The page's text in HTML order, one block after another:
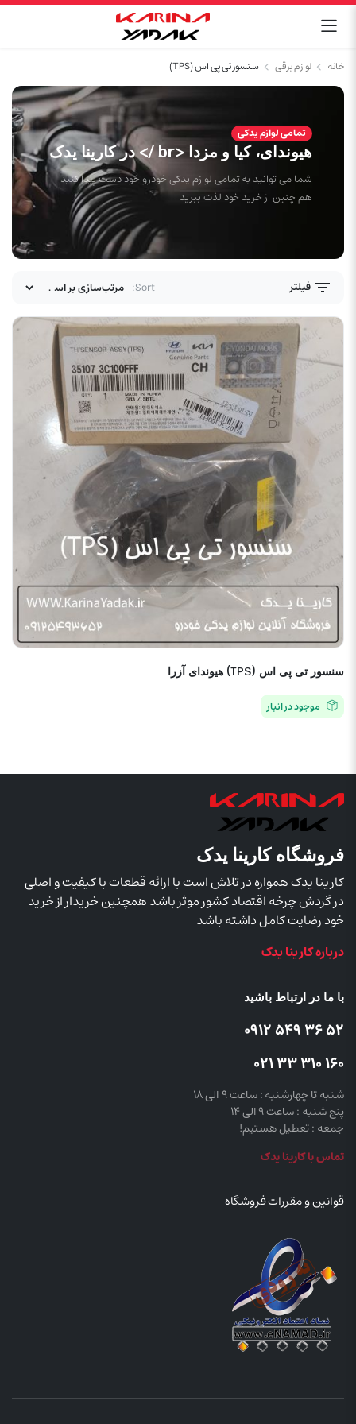
خانه لوازم برقی سنسور تی پی اس (TPS)
تمامی لوازم یدکی
هیوندای، کیا و مزدا <br /> در کارینا یدک
شما می توانید به تمامی لوازم یدکی خودرو خود دست پیدا کنید
هم چنین از خرید خود لذت ببرید
فیلتر Sort:
سنسور تی پی اس (TPS) هیوندای آزرا
موجود در انبار
فروشگاه کارینا یدک
کارینا یدک همواره در تلاش است با ارائه قطعات با کیفیت و اصلی
در گردش چرخه اقتصاد کشور موثر باشد همچنین خریدار از خرید
خود رضایت کامل داشته باشد
درباره کارینا یدک
با ما در ارتباط باشید
52 36 549 0912
160 310 33 021
شنبه تا چهارشنبه : ساعت 9 الی 18
پنج شنبه : ساعت 9 الی 14
جمعه : تعطیل هستیم!
تماس با کارینا یدک
قوانین و مقررات فروشگاه